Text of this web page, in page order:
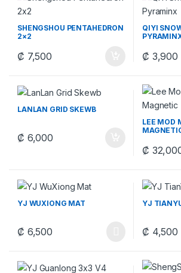
SHENGSHOU PENTAHEDRON
2×2
₡ 7,500
QIYI
₡ 3,900
LANLAN GRID SKEWB
₡ 6,000
LEE MOD
₡
YJ WUXIONG MAT
₡ 6,500
Este producto tiene múltiples variantes.
YJ
₡ 4,500
Este